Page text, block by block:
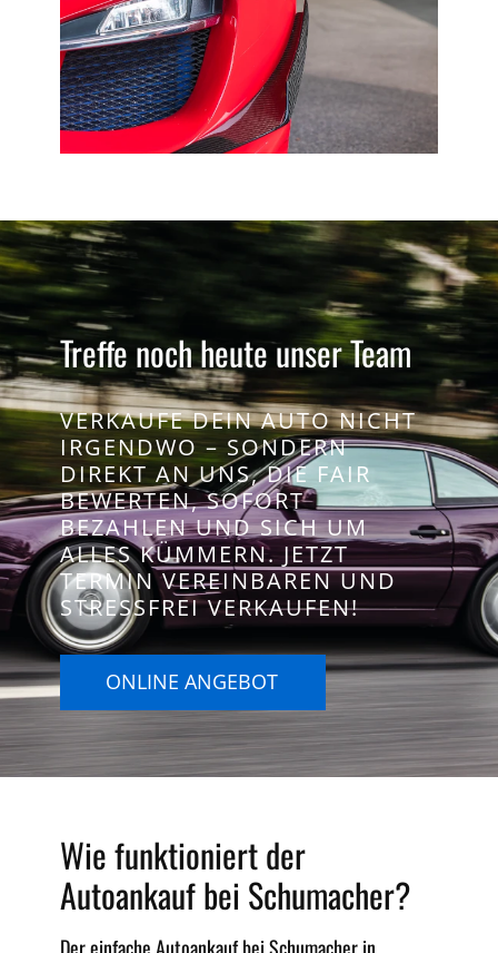
Treffe noch heute unser Team
VERKAUFE DEIN AUTO NICHT
IRGENDWO – SONDERN
DIREKT AN UNS, DIE FAIR
BEWERTEN, SOFORT
BEZAHLEN UND SICH UM
ALLES KÜMMERN. JETZT
TERMIN VEREINBAREN UND
STRESSFREI VERKAUFEN!
ONLINE ANGEBOT
Wie funktioniert der
Autoankauf bei Schumacher?